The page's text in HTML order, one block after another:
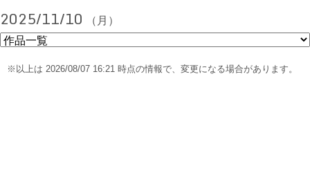
2025/11/10 （月）
※以上は 2026/08/07 16:21 時点の情報で、変更になる場合があります。